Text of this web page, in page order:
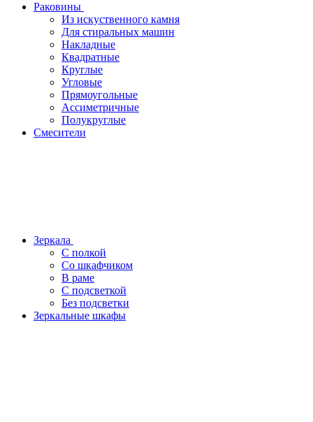
Раковины
Из искуственного камня
Для стиральных машин
Накладные
Квадратные
Круглые
Угловые
Прямоугольные
Ассиметричные
Полукруглые
Смесители
Зеркала
С полкой
Со шкафчиком
В раме
С подсветкой
Без подсветки
Зеркальные шкафы